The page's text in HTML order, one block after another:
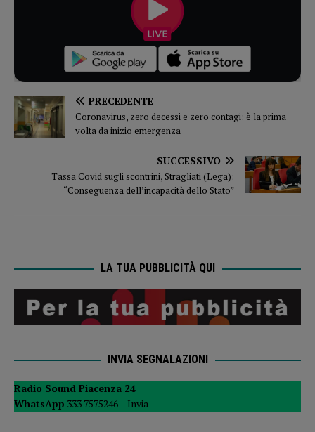
PRECEDENTE
Coronavirus, zero decessi e zero contagi: è la prima
volta da inizio emergenza
SUCCESSIVO
Tassa Covid sugli scontrini, Stragliati (Lega):
“Conseguenza dell’incapacità dello Stato”
LA TUA PUBBLICITÀ QUI
INVIA SEGNALAZIONI
Radio Sound Piacenza 24
WhatsApp 333 7575246 – Invia